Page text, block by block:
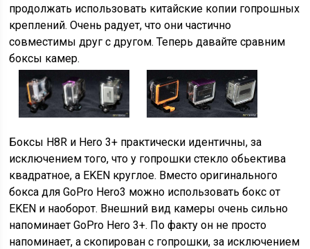
продолжать использовать китайские копии гопрошных
креплений. Очень радует, что они частично
совместимы друг с другом. Теперь давайте сравним
боксы камер.
Боксы H8R и Hero 3+ практически идентичны, за
исключением того, что у гопрошки стекло обьектива
квадратное, а EKEN круглое. Вместо оригинального
бокса для GoPro Hero3 можно использовать бокс от
EKEN и наоборот. Внешний вид камеры очень сильно
напоминает GoPro Hero 3+. По факту он не просто
напоминает, а скопирован с гопрошки, за исключением